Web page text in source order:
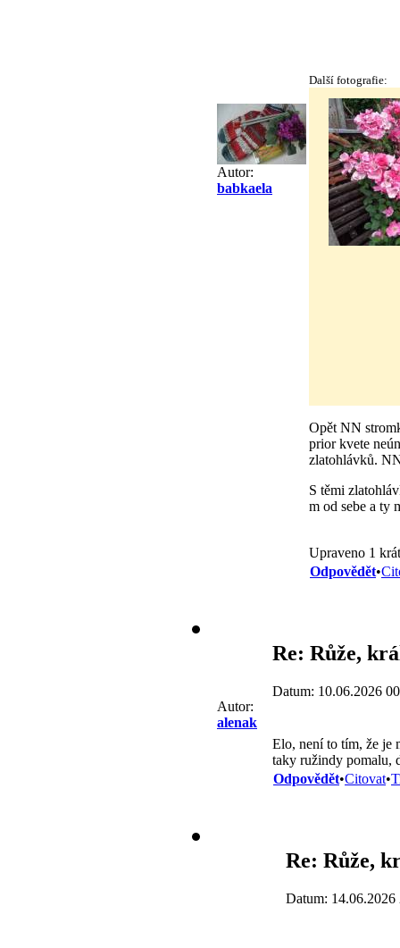
Autor:
babkaela
Další fotografie:
Opět NN
prior kvete
zlatohlávků.
S těmi
m od sebe a ty
Upraveno 1
Odpovědět•
Autor:
alenak
Re: Růže,
Datum: 10.06.2026
Elo, není to tím, že je
taky ružindy pomalu,
Odpovědět•Citovat•
Re: Růže,
Datum: 14.06.2026